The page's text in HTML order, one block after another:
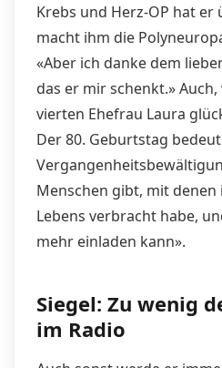
Krebs und Herz-OP hat er
macht ihm die
«Aber ich danke dem
das er mir schenkt.»
vierten Ehefrau Laura
Der 80. Geburtstag
Menschen gibt, mit denen
Lebens verbracht habe,
mehr einladen kann».
Siegel: Zu wenig
im Radio